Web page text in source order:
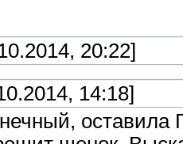
20:22]
14:18]
оставила